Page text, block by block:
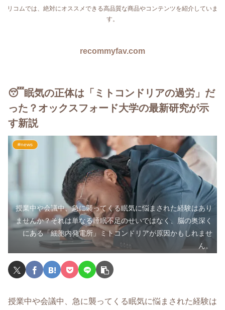
リコムでは、絶対にオススメできる高品質な商品やコンテンツを紹介していま
す。
recommyfav.com
😴眠気の正体は「ミトコンドリアの過労」だ
った？オックスフォード大学の最新研究が示
す新説
#news
授業中や会議中、急に襲ってくる眠気に悩まされた経験はあり
ませんか？それは単なる睡眠不足のせいではなく、脳の奥深く
にある「細胞内発電所」ミトコンドリアが原因かもしれませ
ん。
授業中や会議中、急に襲ってくる眠気に悩まされた経験は